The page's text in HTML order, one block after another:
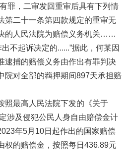
罪，二审发回重审后具有下列情
第二十一条第四款规定的重审无
的人民法院为赔偿义务机关……
不起诉决定的......”据此，何某因
逮捕的赔偿义务由作出有罪判决
院对全部的羁押期间897天承担赔
照最高人民法院下发的《关于
涉及侵犯公民人身自由赔偿金计
年5月10日起作出的国家赔偿
权的赔偿金，按照每日436.89元